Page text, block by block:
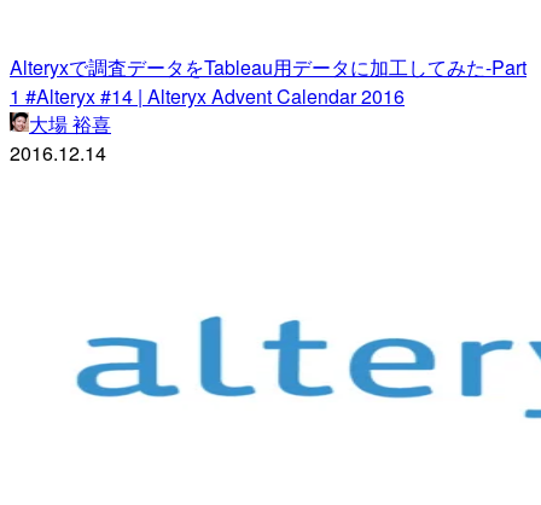
Alteryxで調査データをTableau用データに加工してみた-Part
1 #Alteryx #14 | Alteryx Advent Calendar 2016
大場 裕喜
2016.12.14